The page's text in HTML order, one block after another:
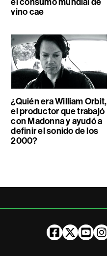
vino cae
¿Quién era William Orbit,
el productor que trabajó
con Madonna y ayudó a
definir el sonido de los
2000?